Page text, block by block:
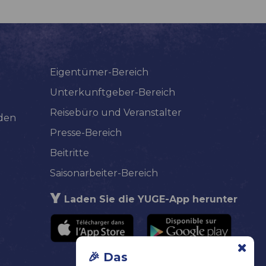
🎉 Das
Eigentümer-Bereich
Unterkunftgeber-Bereich
Reisebüro und Veranstalter
Presse-Bereich
Beitritte
Saisonarbeiter-Bereich
Laden Sie die YUGE-App herunter